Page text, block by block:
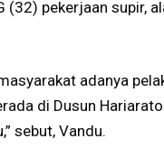
(32) pekerjaan supir,
adanya
di Dusun
sebut, Vandu.